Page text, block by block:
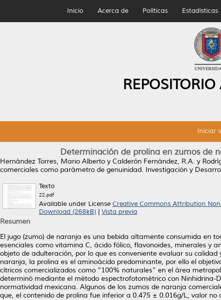
Inicio Acerca de Políticas Estadísticas
Iniciar
Determinación de prolina en zumos de
Hernández Torres, Mario Alberto y Calderón Fernández, R.A. y
comerciales como parámetro de genuinidad. Investigación y
Texto
22.pdf
Available under License Creative Commons Attribution
Download (268kB)
Vista previa
Resumen
El jugo (zumo) de naranja es una bebida altamente consumida en
esenciales como vitamina C, ácido fólico, flavonoides, minerales y
objeto de adulteración, por lo que es conveniente evaluar su
naranja, la prolina es el aminoácido predominante, por ello el
cítricos comercializados como “100% naturales” en el área
determinó mediante el método espectrofotométrico con
normatividad mexicana. Algunos de los zumos de naranja
que, el contenido de prolina fue inferior a 0.475 ± 0.016g/L, valor